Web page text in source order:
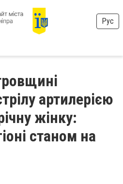
Рус
артилерією
жінку:
станом на